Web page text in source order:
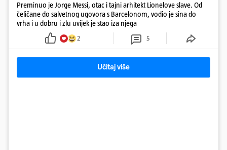
Preminuo je Jorge Messi, otac i tajni arhitekt Lionelove slave. Od
čeličane do salvetnog ugovora s Barcelonom, vodio je sina do
vrha i u dobru i zlu uvijek je stao iza njega
2 5
Učitaj više